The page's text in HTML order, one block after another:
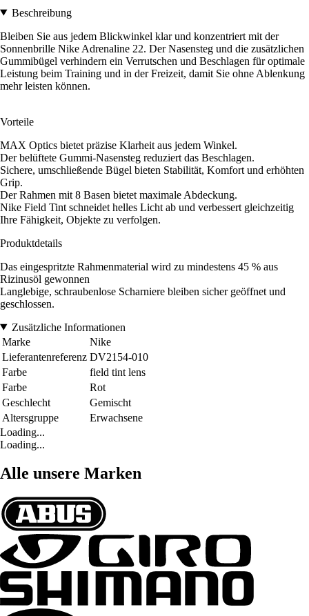
Beschreibung
Bleiben Sie aus jedem Blickwinkel klar und konzentriert mit der
Sonnenbrille Nike Adrenaline 22. Der Nasensteg und die zusätzlichen
Gummibügel verhindern ein Verrutschen und Beschlagen für optimale
Leistung beim Training und in der Freizeit, damit Sie ohne Ablenkung
mehr leisten können.
Vorteile
MAX Optics bietet präzise Klarheit aus jedem Winkel.
Der belüftete Gummi-Nasensteg reduziert das Beschlagen.
Sichere, umschließende Bügel bieten Stabilität, Komfort und erhöhten
Grip.
Der Rahmen mit 8 Basen bietet maximale Abdeckung.
Nike Field Tint schneidet helles Licht ab und verbessert gleichzeitig
Ihre Fähigkeit, Objekte zu verfolgen.
Produktdetails
Das eingespritzte Rahmenmaterial wird zu mindestens 45 % aus
Rizinusöl gewonnen
Langlebige, schraubenlose Scharniere bleiben sicher geöffnet und
geschlossen.
Zusätzliche Informationen
Marke
Nike
Lieferantenreferenz DV2154-010
Farbe
field tint lens
Farbe
Rot
Geschlecht
Gemischt
Altersgruppe
Erwachsene
Loading...
Loading...
Alle unsere Marken